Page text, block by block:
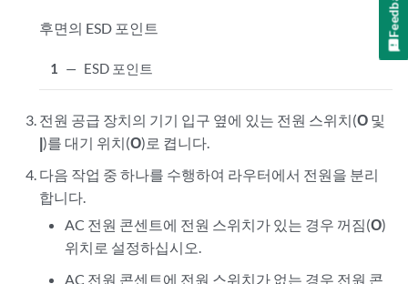
후면의 ESD 포인트
1 — ESD 포인트
전원 공급 장치의 기기 입구 옆에 있는 전원 스위치(O 및
|)를 대기 위치(O)로 켭니다.
다음 작업 중 하나를 수행하여 라우터에서 전원을 분리
합니다.
AC 전원 콘센트에 전원 스위치가 있는 경우 꺼짐(O)
위치로 설정하십시오.
AC 전원 콘센트에 전원 스위치가 없는 경우 전원 콘